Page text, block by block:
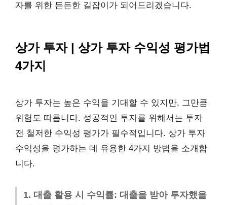
자를 위한 든든한 길잡이가 되어드리겠습니다.
상가 투자 | 상가 투자 수익성 평가법
4가지
상가 투자는 높은 수익을 기대할 수 있지만, 그만큼
위험도 따릅니다. 성공적인 투자를 위해서는 투자
전 철저한 수익성 평가가 필수적입니다. 상가 투자
수익성을 평가하는 데 유용한 4가지 방법을 소개합
니다.
1. 대출 활용 시 수익률: 대출을 받아 투자했을